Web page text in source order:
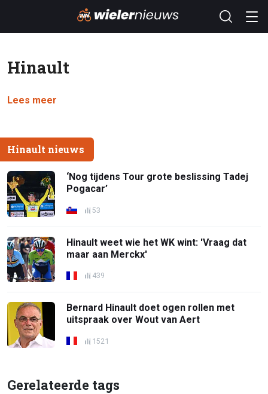
Hinault
Lees meer
Hinault nieuws
‘Nog tijdens Tour grote beslissing Tadej
Pogacar’
53
Hinault weet wie het WK wint: 'Vraag dat
maar aan Merckx'
439
Bernard Hinault doet ogen rollen met
uitspraak over Wout van Aert
1521
Gerelateerde tags